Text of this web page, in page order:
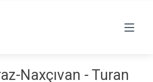
Naxçıvan - Turan